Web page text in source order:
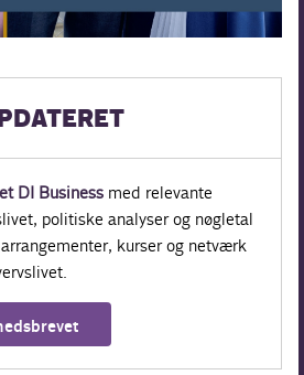
DI Business med relevante
politiske analyser og nøgletal
kurser og netværk